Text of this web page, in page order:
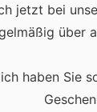
jetzt bei
über
haben Sie